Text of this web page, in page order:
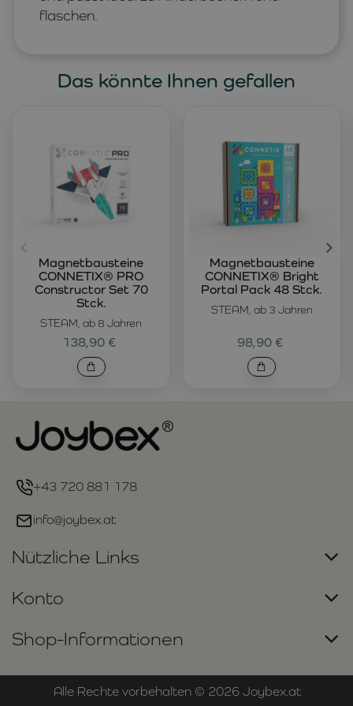
flaschen.
Das könnte Ihnen gefallen
STEAM, ab 8 Jahren
Magnetbausteine
CONNETIX® PRO
Constructor Set 70
Stck.
138,90 €
STEAM, ab 3 Jahren
Magnetbausteine
CONNETIX® Bright
Portal Pack 48 Stck.
98,90 €
+43 720 881 178
info@joybex.at
Nützliche Links
Konto
Shop-Informationen
Alle Rechte vorbehalten © 2026 Joybex.at